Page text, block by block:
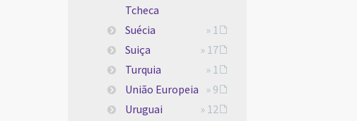
Tcheca
Suécia
» 1
Suiça
» 17
Turquia
» 1
União Europeia » 9
Uruguai
» 12